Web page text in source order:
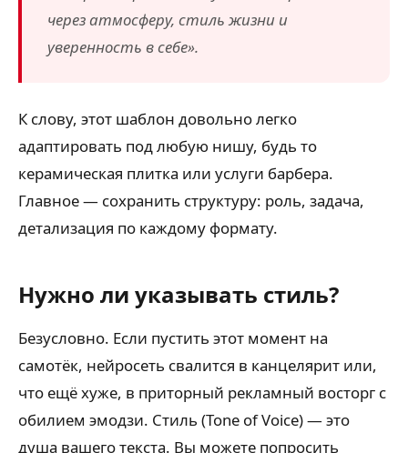
через атмосферу, стиль жизни и
уверенность в себе».
К слову, этот шаблон довольно легко
адаптировать под любую нишу, будь то
керамическая плитка или услуги барбера.
Главное — сохранить структуру: роль, задача,
детализация по каждому формату.
Нужно ли указывать стиль?
Безусловно. Если пустить этот момент на
самотёк, нейросеть свалится в канцелярит или,
что ещё хуже, в приторный рекламный восторг с
обилием эмодзи. Стиль (Tone of Voice) — это
душа вашего текста. Вы можете попросить